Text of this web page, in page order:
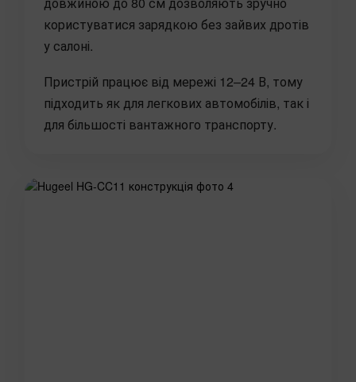
користуватися зарядкою без зайвих дротів
у салоні.
Пристрій працює від мережі 12–24 В, тому
підходить як для легкових автомобілів, так і
для більшості вантажного транспорту.